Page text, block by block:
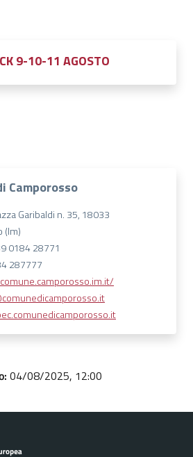
9-10-11 AGOSTO
Camporosso
Garibaldi n. 35, 18033
(Im)
0184 28771
287777
04/08/2025, 12:00